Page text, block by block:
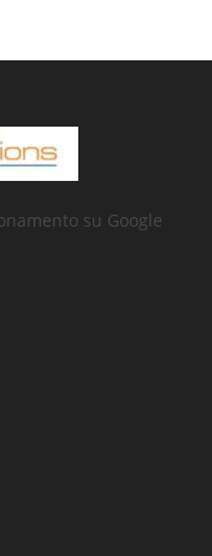
su Google